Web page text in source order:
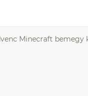
Minecraft